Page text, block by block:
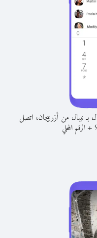
بـ نيبال من أزربيجان، اتصل
+الرقم المحلي